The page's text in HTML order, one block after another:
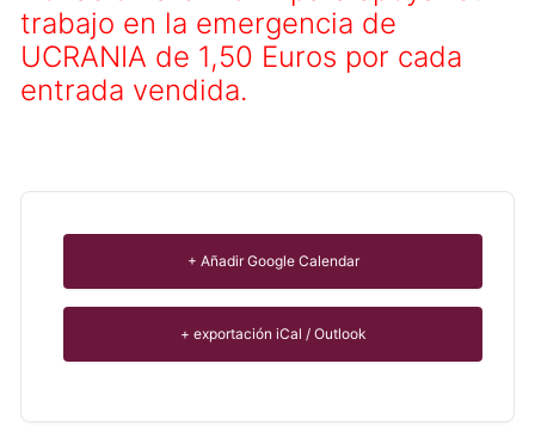
trabajo en la emergencia de
UCRANIA de 1,50 Euros por cada
entrada vendida.
+ Añadir Google Calendar
+ exportación iCal / Outlook